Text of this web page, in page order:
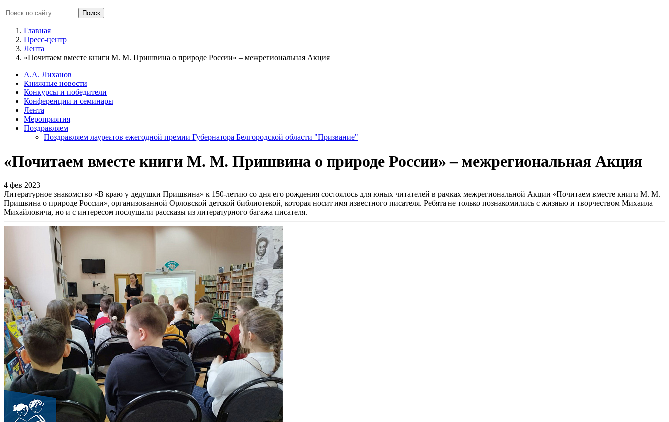
Главная
Пресс-центр
Лента
«Почитаем вместе книги М. М. Пришвина о природе России» – межрегиональная Акция
А.А. Лиханов
Книжные новости
Конкурсы и победители
Конференции и семинары
Лента
Мероприятия
Поздравляем
Поздравляем лауреатов ежегодной премии Губернатора Белгородской области "Призвание"
«Почитаем вместе книги М. М. Пришвина о природе России» – межрегиональная Акция
4 фев 2023
Литературное знакомство «В краю у дедушки Пришвина» к 150-летию со дня его рождения состоялось для юных читателей в рамках межрегиональной Акции «Почитаем вместе книги М. М.
Пришвина о природе России», организованной Орловской детской библиотекой, которая носит имя известного писателя. Ребята не только познакомились с жизнью и творчеством Михаила
Михайловича, но и с интересом послушали рассказы из литературного багажа писателя.